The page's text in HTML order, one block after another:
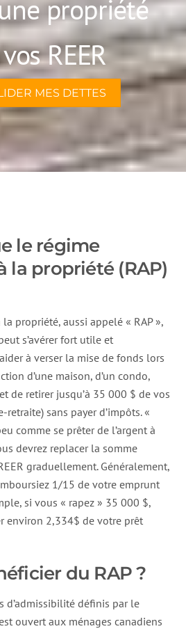
propriété
REER
MES DETTES
le régime
la propriété (RAP)
la propriété, aussi appelé « RAP »,
s’avérer fort utile et
à verser la mise de fonds lors
d’une maison, d’un condo,
de retirer jusqu’à 35 000 $ de vos
retraite) sans payer d’impôts. «
comme se prêter de l’argent à
devrez replacer la somme
graduellement. Généralement,
1/15 de votre emprunt
si vous « rapez » 35 000 $,
environ 2,334$ de votre prêt
du RAP ?
d’admissibilité définis par le
ouvert aux ménages canadiens